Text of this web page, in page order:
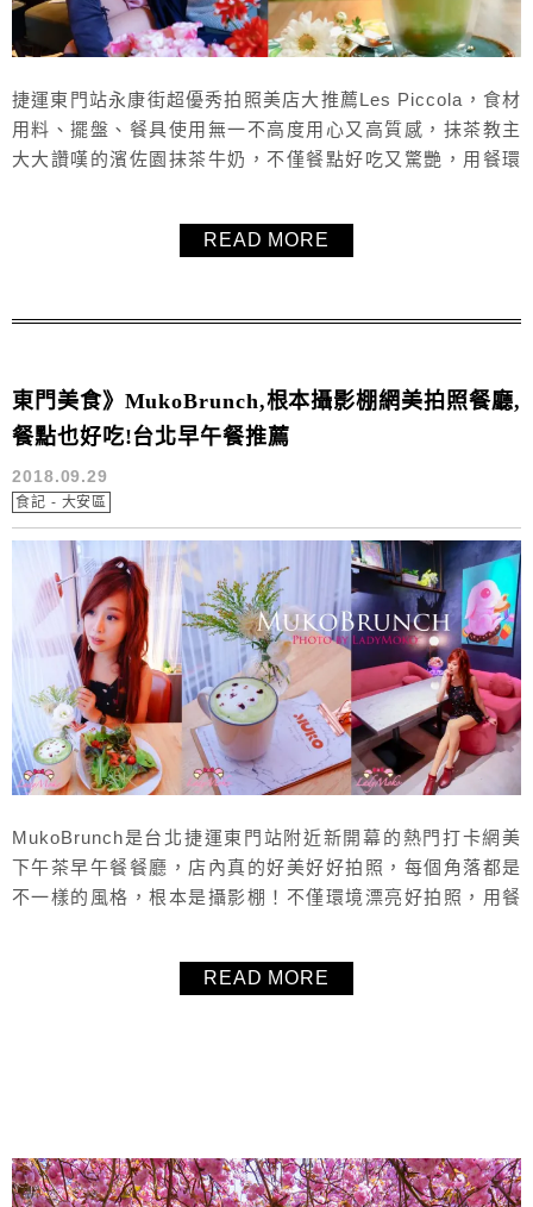
捷運東門站永康街超優秀拍照美店大推薦Les Piccola，食材
用料、擺盤、餐具使用無一不高度用心又高質感，抹茶教主
大大讚嘆的濱佐園抹茶牛奶，不僅餐點好吃又驚艷，用餐環
Les Piccola，完全讓人想再訪，推薦給大家！
READ MORE
東門美食》MukoBrunch,根本攝影棚網美拍照餐廳,
餐點也好吃!台北早午餐推薦
2018.09.29
食記 - 大安區
MukoBrunch是台北捷運東門站附近新開幕的熱門打卡網美
下午茶早午餐餐廳，店內真的好美好好拍照，每個角落都是
不一樣的風格，根本是攝影棚！不僅環境漂亮好拍照，用餐
是非常直得推薦的一家台北早午餐餐廳。
READ MORE